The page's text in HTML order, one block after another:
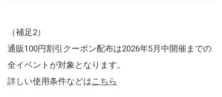
（補足2）
通販100円割引クーポン配布は2026年5月中開催までの
全イベントが対象となります。
詳しい使用条件などはこちら